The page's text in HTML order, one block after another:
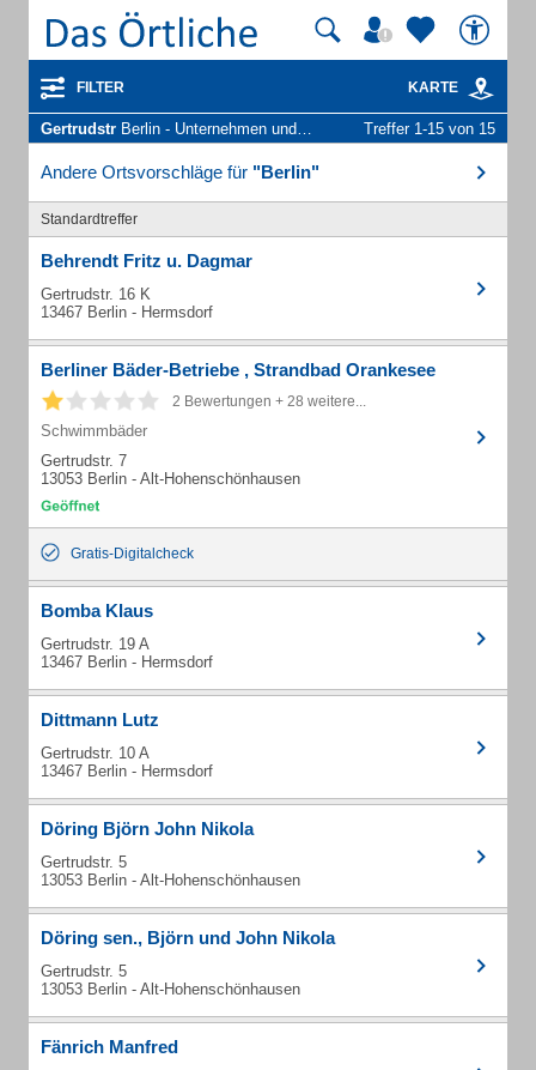
FILTER KARTE
Gertrudstr Berlin - Unternehmen und Personen Treffer 1-15 von 15
Andere Ortsvorschläge für "Berlin"
Standardtreffer
Behrendt Fritz u. Dagmar
Gertrudstr. 16 K
13467 Berlin - Hermsdorf
Berliner Bäder-Betriebe , Strandbad Orankesee
2 Bewertungen + 28 weitere...
Schwimmbäder
Gertrudstr. 7
13053 Berlin - Alt-Hohenschönhausen
Gratis-Digitalcheck
Bomba Klaus
Gertrudstr. 19 A
13467 Berlin - Hermsdorf
Dittmann Lutz
Gertrudstr. 10 A
13467 Berlin - Hermsdorf
Döring Björn John Nikola
Gertrudstr. 5
13053 Berlin - Alt-Hohenschönhausen
Döring sen., Björn und John Nikola
Gertrudstr. 5
13053 Berlin - Alt-Hohenschönhausen
Fänrich Manfred